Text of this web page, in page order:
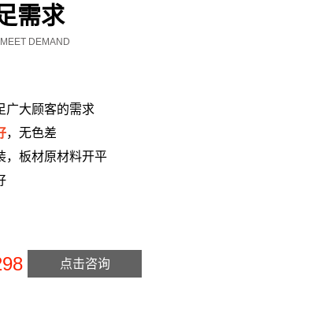
荣誉
造产品定制方案
产品品质
、生产过程的监控、成品的检测，均已形成
。
点击咨询